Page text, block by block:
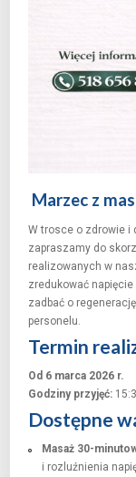
Marzec z
W trosce o zdrowie i
zapraszamy do
realizowanych w
zredukować
zadbać o
personelu.
Termin
Od 6 marca 2026 r.
Godziny przyjęć:
Dostępne
Masaż 30-
i rozluźnienia